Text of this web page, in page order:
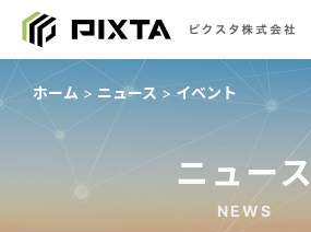
ホーム ニュース イベント
ニュース
NEWS